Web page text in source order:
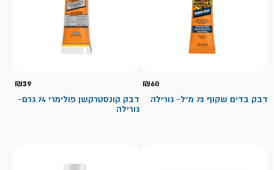
₪60
דבק בדים שקוף 73 מ"ל- גורילה
₪39
דבק קונסטרקשן פולימרי 74 גרם-
גורילה